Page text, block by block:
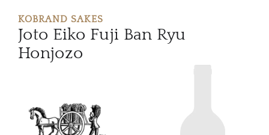
KOBRAND SAKES
Joto Eiko Fuji Ban Ryu
Honjozo